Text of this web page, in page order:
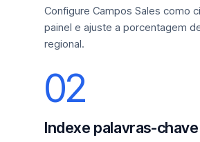
Configure Campos Sales como
painel e ajuste a porcentagem
regional.
02
Indexe palavras-chave